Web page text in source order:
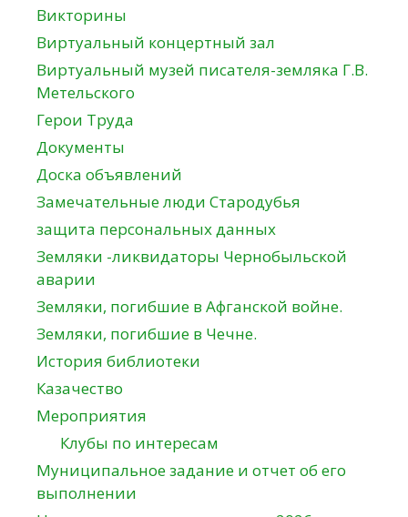
Викторины
Виртуальный концертный зал
Виртуальный музей писателя-земляка Г.В.
Метельского
Герои Труда
Документы
Доска объявлений
Замечательные люди Стародубья
защита персональных данных
Земляки -ликвидаторы Чернобыльской
аварии
Земляки, погибшие в Афганской войне.
Земляки, погибшие в Чечне.
История библиотеки
Казачество
Мероприятия
Клубы по интересам
Муниципальное задание и отчет об его
выполнении